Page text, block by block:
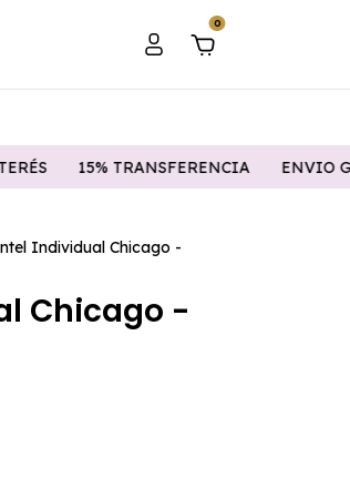
0
ENVIO GRATIS A PARTIR
Individual Chicago -
Chicago -